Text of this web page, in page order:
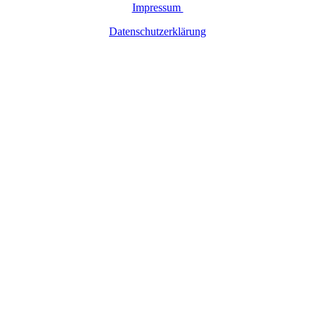
Impressum
Datenschutzerklärung